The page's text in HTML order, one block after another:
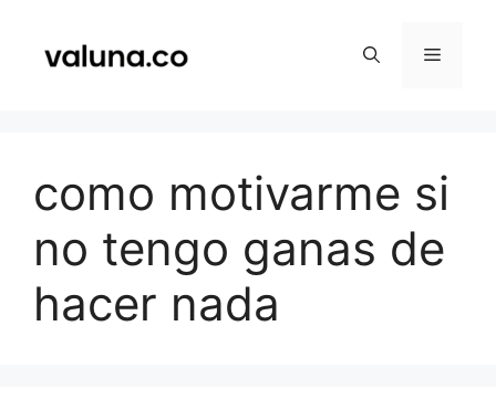
contenido
Menú
como motivarme si
no tengo ganas de
hacer nada